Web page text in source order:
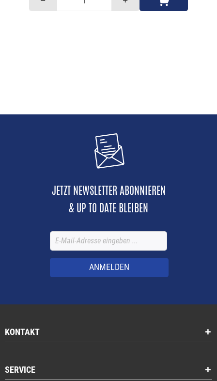
JETZT NEWSLETTER ABONNIEREN
& UP TO DATE BLEIBEN
ANMELDEN
KONTAKT
SERVICE